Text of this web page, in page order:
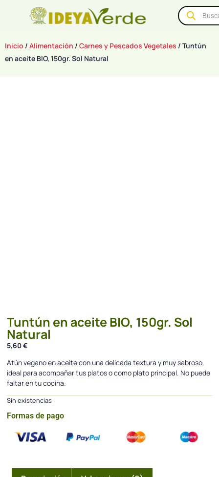
Inicio / Alimentación / Carnes y Pescados Vegetales / Tuntún
en aceite BIO, 150gr. Sol Natural
Tuntún en aceite BIO, 150gr. Sol
Natural
5,60€
Atún vegano en aceite con una delicada textura y muy sabroso,
ideal para acompañar tus platos o como plato principal. No puede
faltar en tu cocina.
Sin existencias
Formas de pago